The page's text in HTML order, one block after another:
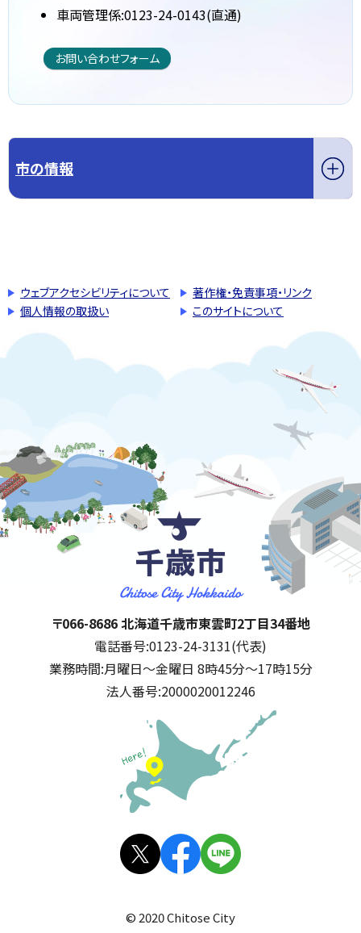
車両管理係:0123-24-0143(直通)
お問い合わせフォーム
市の情報
ウェブアクセシビリティについて
著作権・免責事項・リンク
個人情報の取扱い
このサイトについて
千歳市
住所:
〒066-8686 北海道千歳市東雲町2丁目34番地
電話番号:0123-24-3131(代表)
業務時間:月曜日～金曜日 8時45分～17時15分
法人番号:2000020012246
公式SNS
© 2020 Chitose City